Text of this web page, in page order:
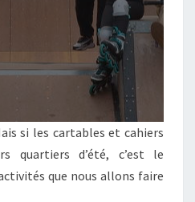
si les cartables et cahiers
quartiers d’été, c’est le
que nous allons faire